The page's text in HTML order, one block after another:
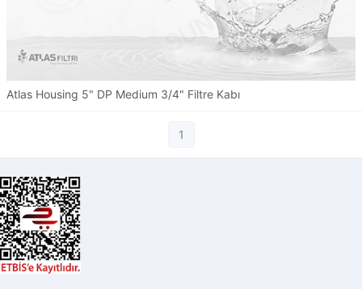
Atlas Housing 5" DP Medium 3/4" Filtre Kabı
1